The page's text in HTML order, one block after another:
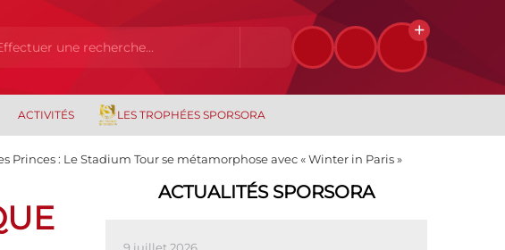
ACTIVITÉS LES TROPHÉES SPORSORA
: Le Stadium Tour se métamorphose avec « Winter in Paris »
ACTUALITÉS SPORSORA